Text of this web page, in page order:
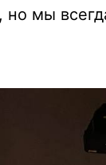
но мы